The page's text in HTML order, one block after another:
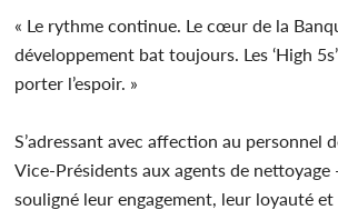
« Le rythme continue. Le cœur de la
développement bat toujours. Les ‘High
porter l’espoir. »
S’adressant avec affection au personnel
Vice-Présidents aux agents de
souligné leur engagement, leur loyauté